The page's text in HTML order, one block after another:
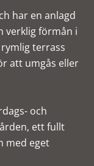
har en anlagd
verklig förmån i
terrass
att umgås eller
och
ett fullt
med eget